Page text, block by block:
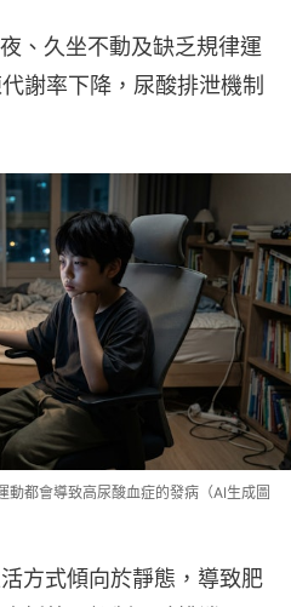
、久坐不動及缺乏規律運
謝率下降，尿酸排泄機制
動都會導致高尿酸血症的發病（AI生成圖
方式傾向於靜態，導致肥